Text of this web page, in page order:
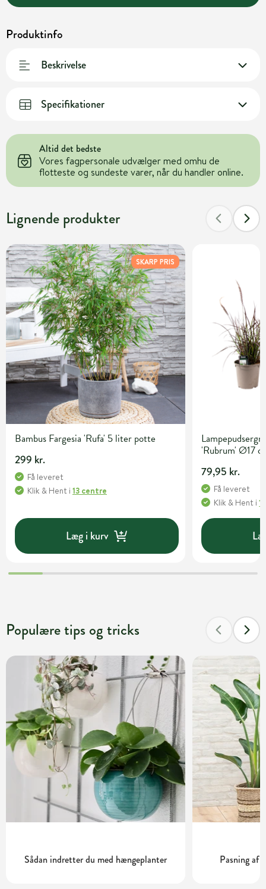
Produktinfo
Beskrivelse
Specifikationer
Altid det bedste
Vores fagpersonale udvælger med omhu de
flotteste og sundeste varer, når du handler online.
Lignende produkter
SKARP PRIS
Bambus Fargesia 'Rufa' 5 liter potte
299 kr.
Få leveret
Klik & Hent i 13 centre
Læg i kurv
'Rubrum' Ø17
79,95 kr.
Få leveret
Klik & Hent i
Populære tips og tricks
Sådan indretter du med hængeplanter Pasning af